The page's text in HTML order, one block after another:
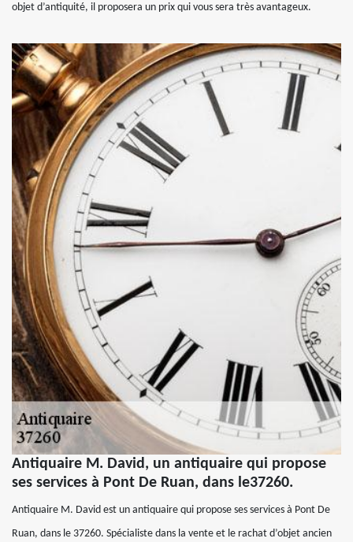
objet d’antiquité, il proposera un prix qui vous sera très avantageux.
Antiquaire M. David, un antiquaire qui propose
ses services à Pont De Ruan, dans le37260.
Antiquaire M. David est un antiquaire qui propose ses services à Pont De
Ruan, dans le 37260. Spécialiste dans la vente et le rachat d’objet ancien